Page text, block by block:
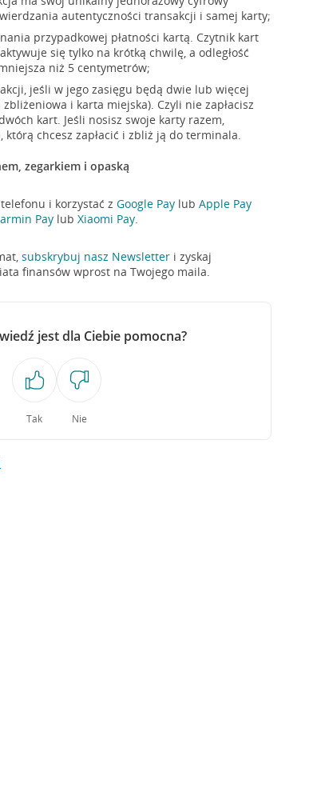
autentyczności transakcji i samej karty;
przypadkowej płatności kartą. Czytnik kart
się tylko na krótką chwilę, a odległość
niż 5 centymetrów;
jeśli w jego zasięgu będą dwie lub więcej
i karta miejska). Czyli nie zapłacisz
kart. Jeśli nosisz swoje karty razem,
którą chcesz zapłacić i zbliż ją do terminala.
zegarkiem i opaską
i korzystać zGoogle Pay lubApple Pay
Pay lubXiaomi Pay.
subskrybuj nasz Newsletter i zyskaj
finansów wprost na Twojego maila.
jest dla Ciebie pomocna?
Tak Nie